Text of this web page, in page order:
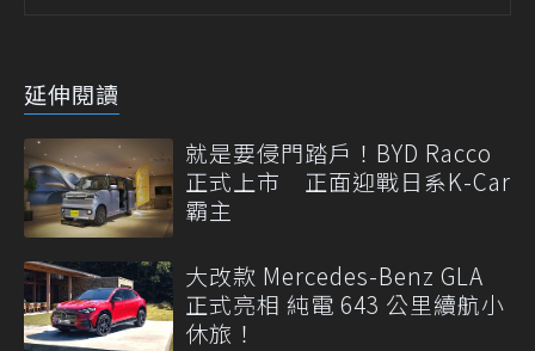
延伸閱讀
就是要侵門踏戶！BYD Racco
正式上市 正面迎戰日系K-Car
霸主
大改款 Mercedes-Benz GLA
正式亮相 純電 643 公里續航小
休旅！